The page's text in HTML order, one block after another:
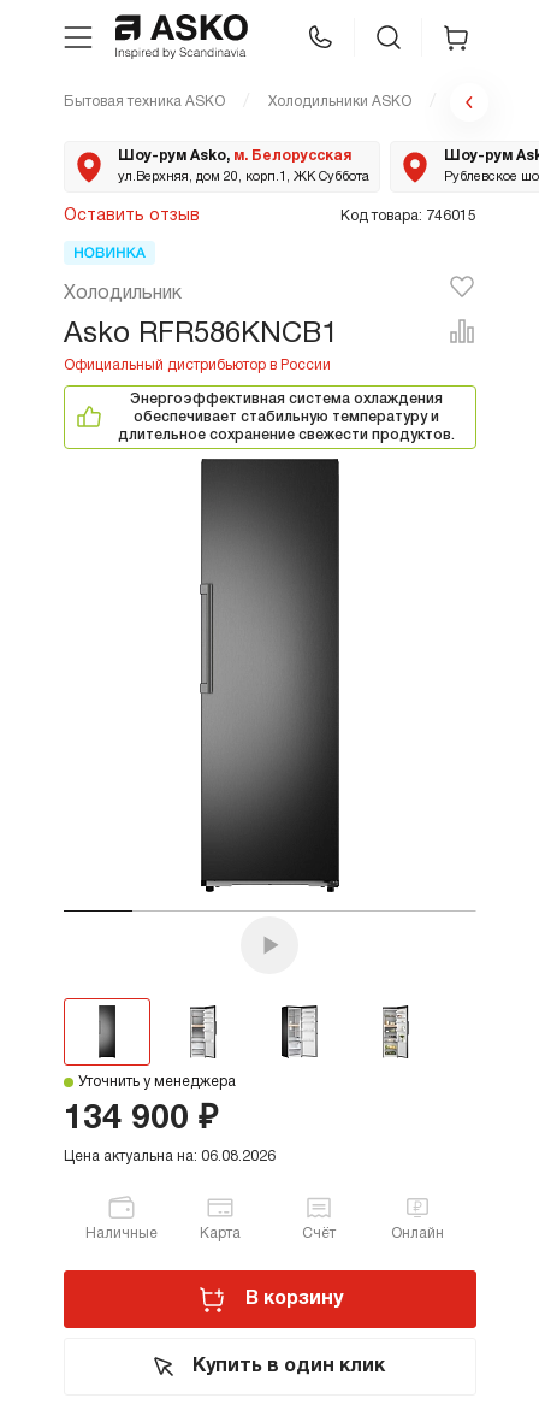
Техника для кухни
Asko Professional
Аксессуары
Бытовая техника ASKO Холодильники ASKO
Шоу-рум Asko, м. Белорусская
ул.Верхняя, дом 20, корп.1, ЖК Суббота
Шоу-рум
Рублевское
Оставить отзыв Код товара: 746015
Холодильник
Asko RFR586KNCB1
Энергоэффективная система охлаждения
обеспечивает стабильную температуру и
длительное сохранение свежести продуктов.
Уточнить у менеджера
Цена актуальна на: 06.08.2026
134 900 ₽
Наличные Карта Счёт Онлайн
В корзину
Купить в один клик